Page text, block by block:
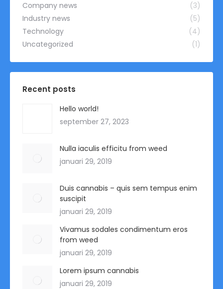
Company news
(3)
Industry news
(5)
Technology
(4)
Uncategorized
(1)
Recent posts
Hello world!
september 27, 2023
Nulla iaculis efficitu from weed
januari 29, 2019
Duis cannabis – quis sem tempus enim
suscipit
januari 29, 2019
Vivamus sodales condimentum eros
from weed
januari 29, 2019
Lorem ipsum cannabis
januari 29, 2019